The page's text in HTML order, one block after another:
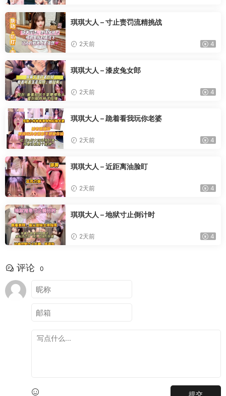
琪琪大人 – 寸止责罚流精挑战
2天前 4
琪琪大人 – 漆皮兔女郎
2天前 4
琪琪大人 – 跪着看我玩你老婆
2天前 4
琪琪大人 – 近距离油脸盯
2天前 4
琪琪大人 – 地狱寸止倒计时
2天前 4
评论 0
提交